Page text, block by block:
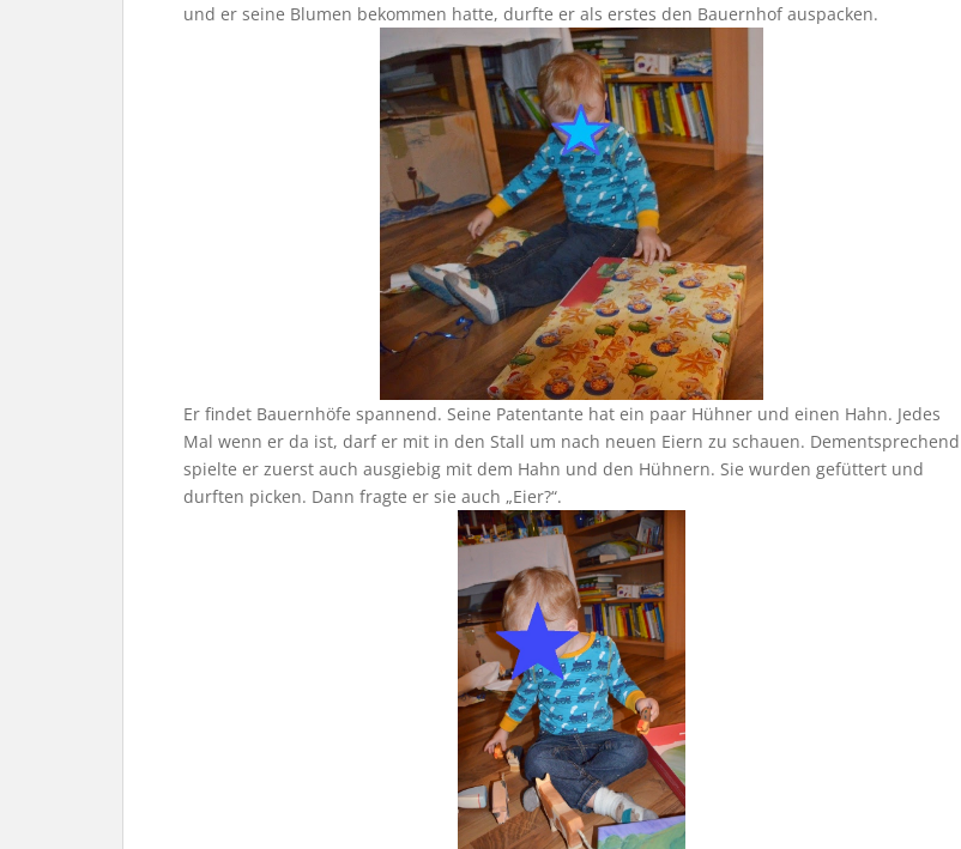
und er seine Blumen bekommen hatte, durfte er als erstes den Bauernhof auspacken.
Er findet Bauernhöfe spannend. Seine Patentante hat ein paar Hühner und einen Hahn. Jedes
Mal wenn er da ist, darf er mit in den Stall um nach neuen Eiern zu schauen. Dementsprechend
spielte er zuerst auch ausgiebig mit dem Hahn und den Hühnern. Sie wurden gefüttert und
durften picken. Dann fragte er sie auch „Eier?“.